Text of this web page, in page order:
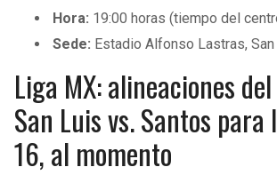
Hora: 19:00 horas (tiempo del
Sede: Estadio Alfonso Lastras,
Liga MX: alineaciones
San Luis vs. Santos
16, al momento